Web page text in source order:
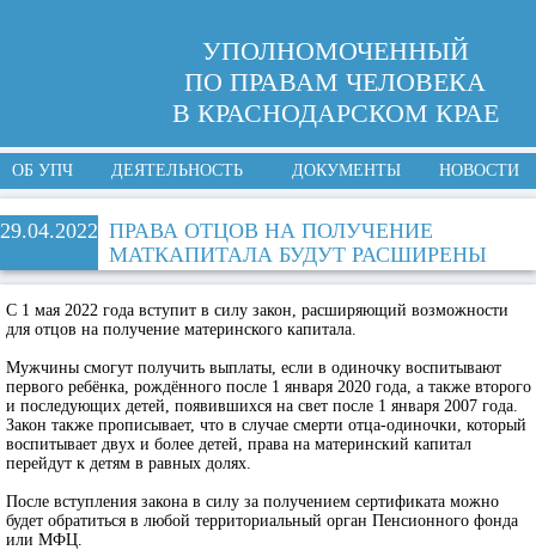
УПОЛНОМОЧЕННЫЙ
ПО ПРАВАМ ЧЕЛОВЕКА
В КРАСНОДАРСКОМ КРАЕ
ОБ УПЧ ДЕЯТЕЛЬНОСТЬ ДОКУМЕНТЫ НОВОСТИ
29.04.2022 ПРАВА ОТЦОВ НА ПОЛУЧЕНИЕ
МАТКАПИТАЛА БУДУТ РАСШИРЕНЫ
С 1 мая 2022 года вступит в силу закон, расширяющий возможности
для отцов на получение материнского капитала.
Мужчины смогут получить выплаты, если в одиночку воспитывают
первого ребёнка, рождённого после 1 января 2020 года, а также второго
и последующих детей, появившихся на свет после 1 января 2007 года.
Закон также прописывает, что в случае смерти отца-одиночки, который
воспитывает двух и более детей, права на материнский капитал
перейдут к детям в равных долях.
После вступления закона в силу за получением сертификата можно
будет обратиться в любой территориальный орган Пенсионного фонда
или МФЦ.